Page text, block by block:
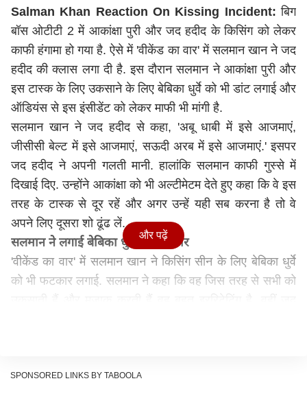
Salman Khan Reaction On Kissing Incident: बिग
बॉस ओटीटी 2 में आकांक्षा पुरी और जद हदीद के किसिंग को लेकर
काफी हंगामा हो गया है. ऐसे में 'वीकेंड का वार' में सलमान खान ने जद
हदीद की क्लास लगा दी है. इस दौरान सलमान ने आकांक्षा पुरी और
इस टास्क के लिए उकसाने के लिए बेबिका धुर्वे को भी डांट लगाई और
ऑडियंस से इस इंसीडेंट को लेकर माफी भी मांगी है.
सलमान खान ने जद हदीद से कहा, 'अबू धाबी में इसे आजमाएं,
जीसीसी बेल्ट में इसे आजमाएं, सऊदी अरब में इसे आजमाएं.' इसपर
जद हदीद ने अपनी गलती मानी. हालांकि सलमान काफी गुस्से में
दिखाई दिए. उन्होंने आकांक्षा को भी अल्टीमेटम देते हुए कहा कि वे इस
तरह के टास्क से दूर रहें और अगर उन्हें यही सब करना है तो वे
अपने लिए दूसरा शो ढूंढ लें.
सलमान ने लगाई बेबिका धुर्वे को फटकार
'वीकेंड का वार' में सलमान खान ने किसिंग सीन के लिए बेबिका धुर्वे
को भी फटकार लगाई. सलमान ने कहा कि वह जिस तरह से सभी को
वाला देश है और हम सभी को इस देश ने कई बार माफ किया है.
और पढ़ें
SPONSORED LINKS BY TABOOLA